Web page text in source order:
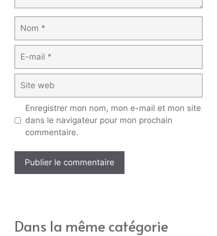
mail
web
Enregistrer mon nom, mon e-mail et mon site
dans le navigateur pour mon prochain
commentaire.
Dans la même catégorie